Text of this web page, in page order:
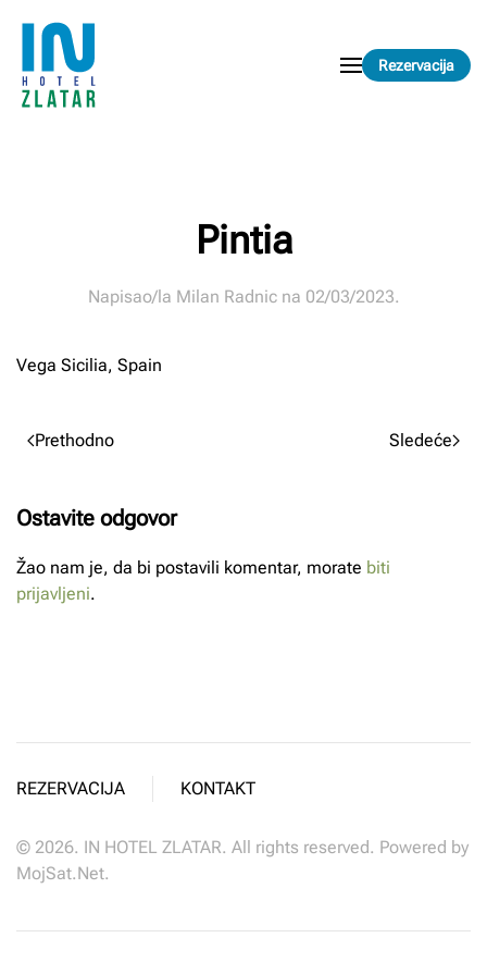
Skip to main content Rezervacija
Pintia
Napisao/la Milan Radnicna 02/03/2023.
Vega Sicilia, Spain
Prethodno Sledeće
Ostavite odgovor
Žao nam je, da bi postavili komentar, morate biti
prijavljeni.
REZERVACIJA KONTAKT
© 2026. IN HOTEL ZLATAR. All rights reserved. Powered by
MojSat.Net.